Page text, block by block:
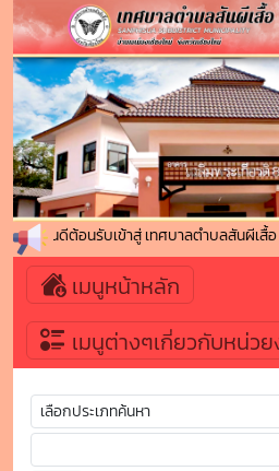
ยินดีต้อนรับเข้าสู่ เทศบาลตำบลสันผีเสื้อ
เมนูหน้าหลัก
เมนูต่างๆเกี่ยวกับหน่วย